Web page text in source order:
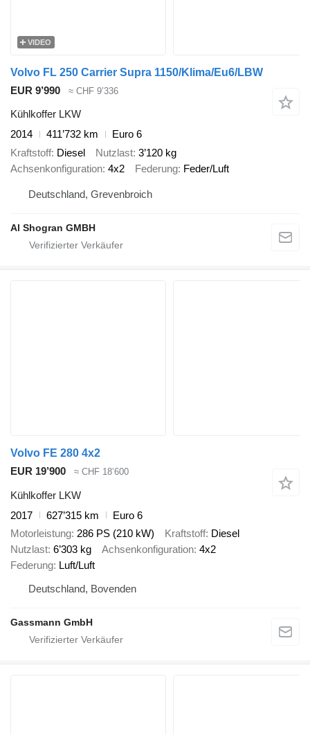
VIDEO
Volvo FL 250 Carrier Supra 1150/Klima/Eu6/LBW
EUR 9’990
≈ CHF 9’336
Kühlkoffer LKW
2014
411’732 km
Euro 6
Kraftstoff Diesel Nutzlast 3’120 kg
Achsenkonfiguration 4x2 Federung Feder/Luft
Deutschland, Grevenbroich
Al Shogran GMBH
Volvo FE 280 4x2
EUR 19’900
≈ CHF 18’600
Kühlkoffer LKW
2017
627’315 km
Euro 6
Motorleistung 286 PS (210 kW) Kraftstoff Diesel
Nutzlast 6’303 kg Achsenkonfiguration 4x2
Federung Luft/Luft
Deutschland, Bovenden
Gassmann GmbH